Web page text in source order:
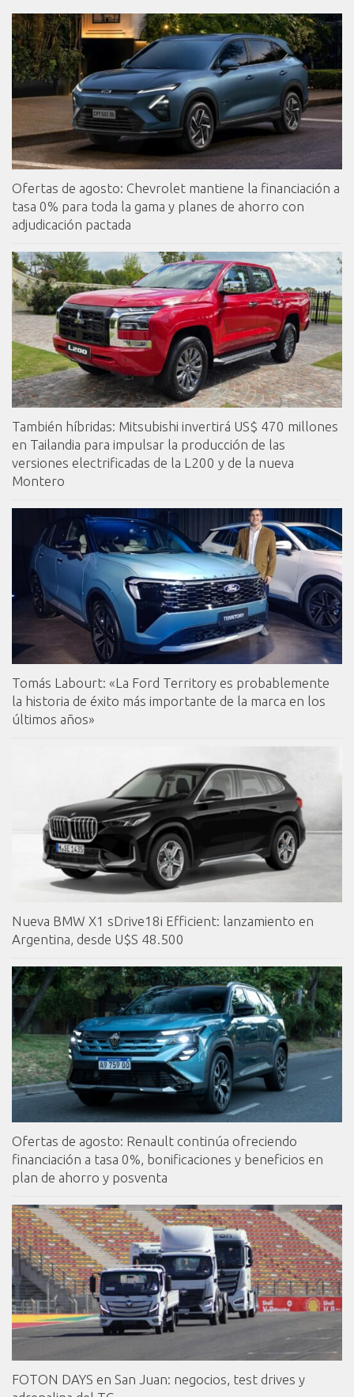
Ofertas de agosto: Chevrolet mantiene la financiación a
tasa 0% para toda la gama y planes de ahorro con
adjudicación pactada
También híbridas: Mitsubishi invertirá US$ 470 millones
en Tailandia para impulsar la producción de las
versiones electrificadas de la L200 y de la nueva
Montero
Tomás Labourt: «La Ford Territory es probablemente
la historia de éxito más importante de la marca en los
últimos años»
Nueva BMW X1 sDrive18i Efficient: lanzamiento en
Argentina, desde U$S 48.500
Ofertas de agosto: Renault continúa ofreciendo
financiación a tasa 0%, bonificaciones y beneficios en
plan de ahorro y posventa
FOTON DAYS en San Juan: negocios, test drives y